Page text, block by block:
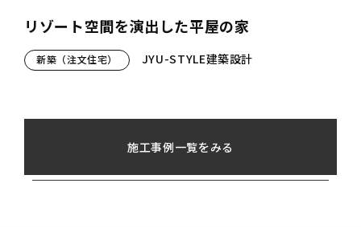
リゾート空間を演出した平屋の家
新築（注文住宅） JYU-STYLE建築設計
施工事例一覧をみる